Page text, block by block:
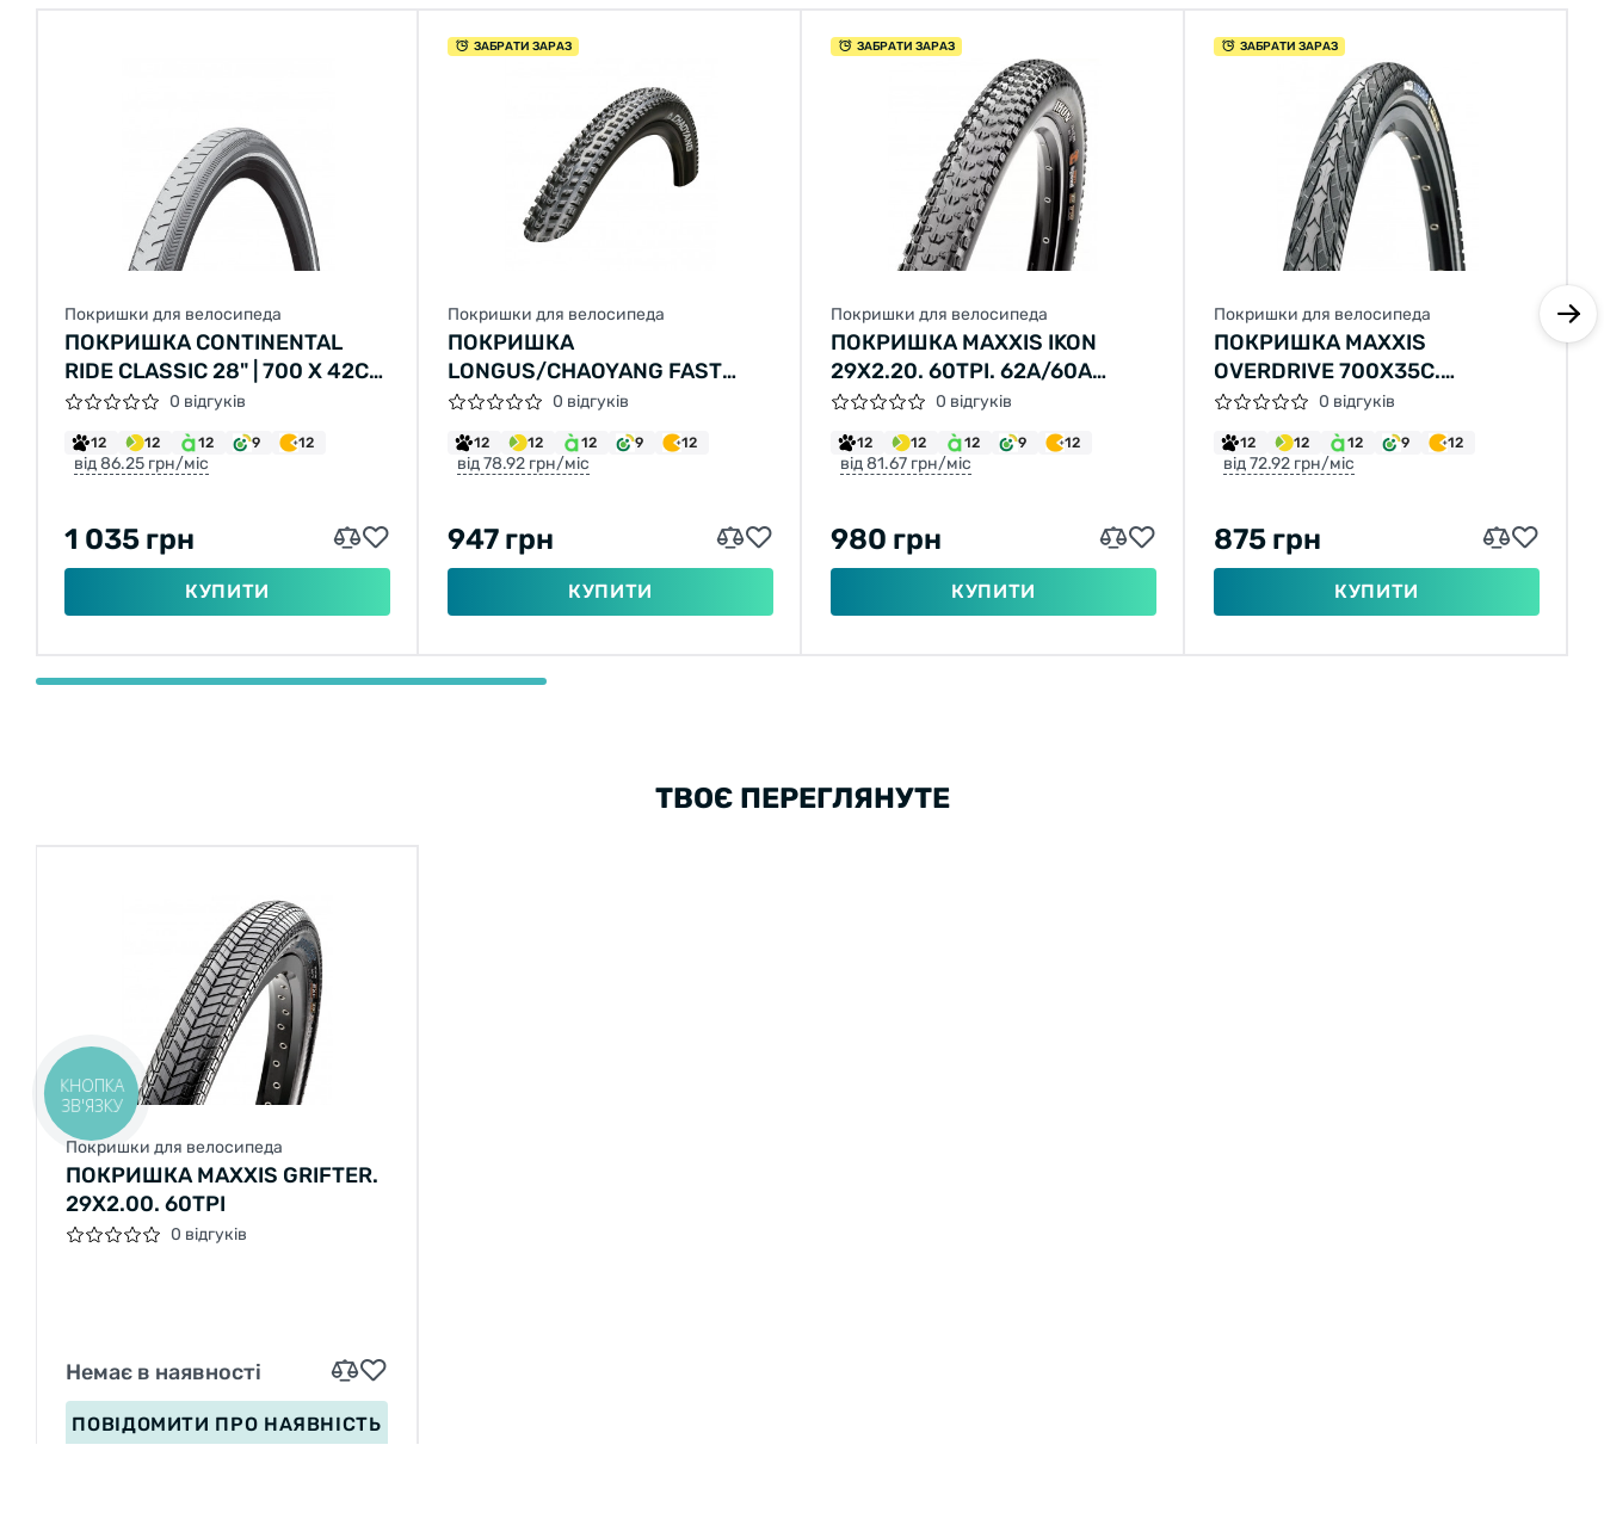
Покришки для велосипеда
ПОКРИШКА CONTINENTAL
RIDE CLASSIC 28" | 700 X 42C
(40C) | 28 X 1.60 СІРА, НЕ
СКЛАДНА
0 відгуків
12 12 12 9 12
від 86.25 грн/міс
1 035 грн
КУПИТИ
ЗАБРАТИ ЗАРАЗ
Покришки для велосипеда
ПОКРИШКА
LONGUS/CHAOYANG FAST
LANE 26X2,10 H-5197 60TPI
2C-MTB SPS TLR СКЛАДНА
0 відгуків
12 12 12 9 12
від 78.92 грн/міс
947 грн
КУПИТИ
ЗАБРАТИ ЗАРАЗ
Покришки для велосипеда
ПОКРИШКА MAXXIS IKON
29X2.20. 60TPI. 62A/60A
(ETB96753200)
0 відгуків
12 12 12 9 12
від 81.67 грн/міс
980 грн
КУПИТИ
ЗАБРАТИ ЗАРАЗ
Покришки для велосипеда
ПОКРИШКА MAXXIS
OVERDRIVE 700X35C.
MAXXPROTECT 27TPI. 70A
0 відгуків
12 12 12 9 12
від 72.92 грн/міс
875 грн
КУПИТИ
ТВОЄ ПЕРЕГЛЯНУТЕ
Покришки для велосипеда
ПОКРИШКА MAXXIS GRIFTER.
29X2.00. 60TPI
0 відгуків
Немає в наявності
ПОВІДОМИТИ ПРО НАЯВНІСТЬ
КНОПКА
ЗВ'ЯЗКУ